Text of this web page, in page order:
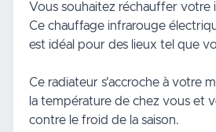
Vous souhaitez réchauffer votre
Ce chauffage infrarouge
est idéal pour des lieux tel que
Ce radiateur s'accroche à votre
la température de chez vous et
contre le froid de la saison.